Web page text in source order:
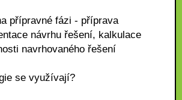
přípravné fázi - příprava
návrhu řešení, kalkulace
navrhovaného řešení
se využívají?